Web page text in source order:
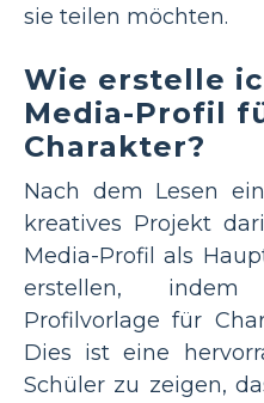
sie teilen möchten.
Wie erstelle
Media-Profil
Charakter?
Nach dem Lesen
kreatives Projekt
Media-Profil als
erstellen, indem
Profilvorlage für
Dies ist eine
Schüler zu zeigen,